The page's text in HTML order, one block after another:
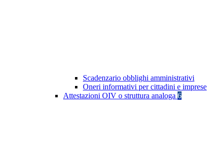
Scadenzario obblighi amministrativi
Oneri informativi per cittadini e imprese
Attestazioni OIV o struttura analoga 6